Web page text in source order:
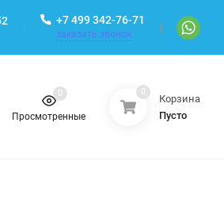
+7 499 342-76-71
заказать звонок
Просмотренные
0 0
Корзина
Пусто